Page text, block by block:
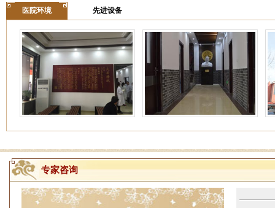
医院环境 先进设备
专家咨询
姓名：